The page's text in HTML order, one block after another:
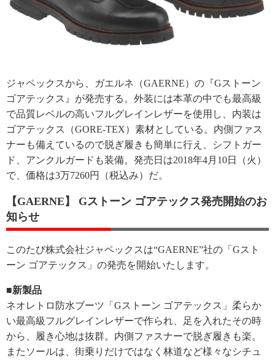
ジャペックスから、ガエルネ（GAERNE）の『Gストーン
ゴアテックス』が発売する。外装には本革の中でも最高級
で品質レベルの高いフルグレインレザーを使用し、内装は
ゴアテックス（GORE-TEX）素材としている。内側ファス
ナーも備えているので脱ぎ履きも簡単に行え、シフトガー
ド、アンクルガードも装備。発売日は2018年4月10日（火）
で、価格は3万7260円（税込み）だ。
【GAERNE】 Gストーン ゴアテックス発売開始のお
知らせ
このたび株式会社ジャペックスは“GAERNE”社の「Gスト
ーン ゴアテックス」の発売を開始いたします。
■新製品
ネオレトロ防水ブーツ「Gストーン ゴアテックス」柔らか
い最高級フルグレインレザーで作られ、足を入れたその時
から、履き心地は抜群。内側ファスナーで脱ぎ履きも楽。
またソールは、街乗りだけではなく林道など様々なシチュ